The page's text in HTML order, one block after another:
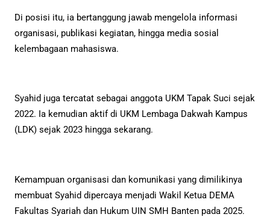
Di posisi itu, ia bertanggung jawab mengelola informasi
organisasi, publikasi kegiatan, hingga media sosial
kelembagaan mahasiswa.
Syahid juga tercatat sebagai anggota UKM Tapak Suci sejak
2022. Ia kemudian aktif di UKM Lembaga Dakwah Kampus
(LDK) sejak 2023 hingga sekarang.
Kemampuan organisasi dan komunikasi yang dimilikinya
membuat Syahid dipercaya menjadi Wakil Ketua DEMA
Fakultas Syariah dan Hukum UIN SMH Banten pada 2025.